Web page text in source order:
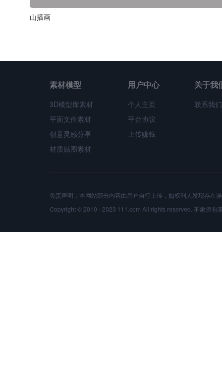
山插画
素材模型
3D模型库素材
平面文件素材
创意灵感分享
材质贴图素材
用户中心
个人主页
平台协议
上传赚钱
关于我
联系我们
免责声明：本网站部分内容由用户自行上传，如权利人发现存在
Copyright © 2010 - 2023 111.com All rights reserved. 不象酒包